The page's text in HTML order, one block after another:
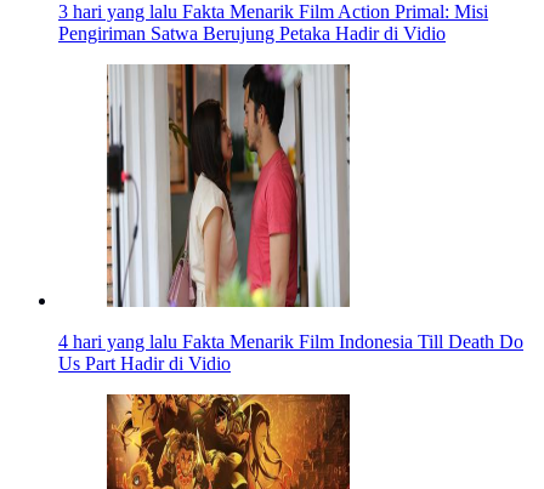
3 hari yang lalu Fakta Menarik Film Action Primal: Misi
Pengiriman Satwa Berujung Petaka Hadir di Vidio
4 hari yang lalu Fakta Menarik Film Indonesia Till Death Do
Us Part Hadir di Vidio